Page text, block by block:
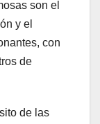
son el
y el
con
de
de las